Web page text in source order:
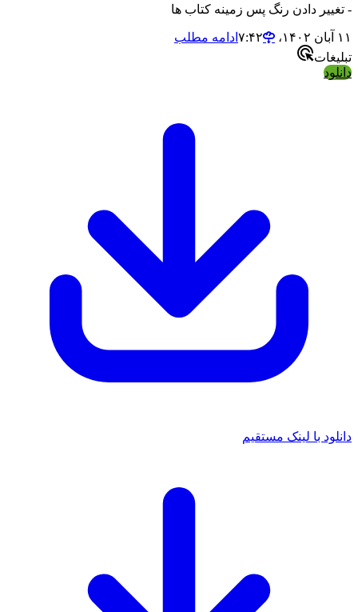
- تغییر دادن رنگ پس زمینه کتاب ها
۱۱ آبان ۱۴۰۲،‏ ۷:۴۲
ادامه مطلب
تبلیغات
دانلود
دانلود با لینک مستقیم